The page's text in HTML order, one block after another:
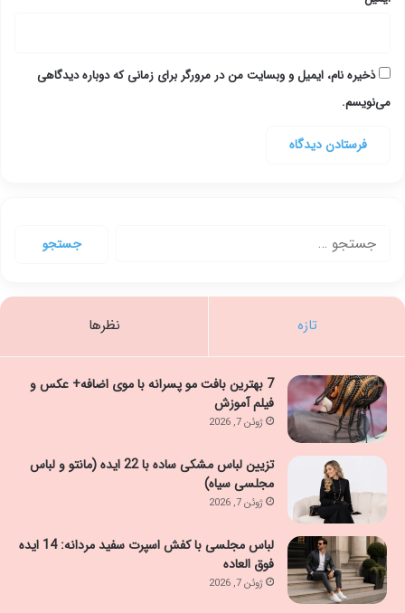
ذخیره نام، ایمیل و وبسایت من در مرورگر برای زمانی که دوباره دیدگاهی
می‌نویسم.
تازه نظرها
7 بهترین بافت مو پسرانه با موی اضافه+ عکس و
فیلم آموزش
ژوئن 7, 2026
تزیین لباس مشکی ساده با 22 ایده (مانتو و لباس
مجلسی سیاه)
ژوئن 7, 2026
لباس مجلسی با کفش اسپرت سفید مردانه: 14 ایده
فوق العاده
ژوئن 7, 2026